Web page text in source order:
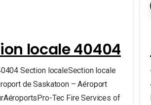
locale 40404
Section localeSection locale
de Saskatoon – Aéroport
Tec Fire Services of